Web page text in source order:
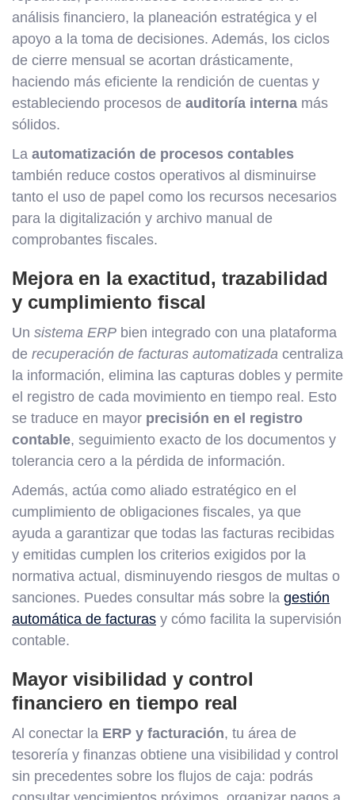
análisis financiero, la planeación estratégica y el
apoyo a la toma de decisiones. Además, los ciclos
de cierre mensual se acortan drásticamente,
haciendo más eficiente la rendición de cuentas y
estableciendo procesos de auditoría interna más
sólidos.
La automatización de procesos contables
también reduce costos operativos al disminuirse
tanto el uso de papel como los recursos necesarios
para la digitalización y archivo manual de
comprobantes fiscales.
Mejora en la exactitud, trazabilidad
y cumplimiento fiscal
Un sistema ERP bien integrado con una plataforma
de recuperación de facturas automatizada centraliza
la información, elimina las capturas dobles y permite
el registro de cada movimiento en tiempo real. Esto
se traduce en mayor precisión en el registro
contable, seguimiento exacto de los documentos y
tolerancia cero a la pérdida de información.
Además, actúa como aliado estratégico en el
cumplimiento de obligaciones fiscales, ya que
ayuda a garantizar que todas las facturas recibidas
y emitidas cumplen los criterios exigidos por la
normativa actual, disminuyendo riesgos de multas o
sanciones. Puedes consultar más sobre la gestión
automática de facturas y cómo facilita la supervisión
contable.
Mayor visibilidad y control
financiero en tiempo real
Al conectar la ERP y facturación, tu área de
tesorería y finanzas obtiene una visibilidad y control
sin precedentes sobre los flujos de caja: podrás